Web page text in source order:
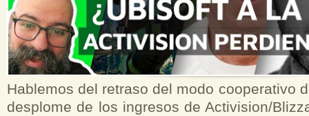
Hablemos del retraso del modo cooperativo
desplome de los ingresos de Activision/